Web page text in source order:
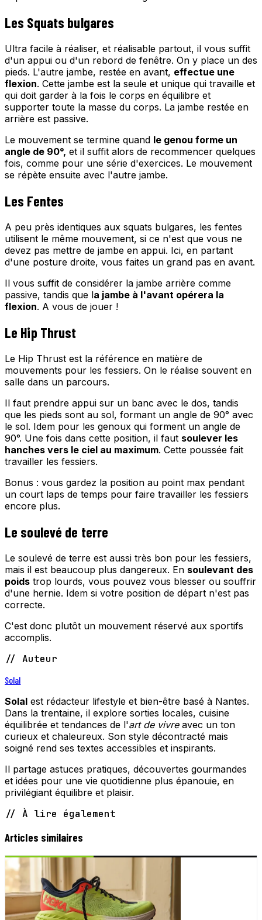
Les Squats bulgares
Ultra facile à réaliser, et réalisable partout, il vous suffit
d'un appui ou d'un rebord de fenêtre. On y place un des
pieds. L'autre jambe, restée en avant, effectue une
flexion. Cette jambe est la seule et unique qui travaille et
qui doit garder à la fois le corps en équilibre et
supporter toute la masse du corps. La jambe restée en
arrière est passive.
Le mouvement se termine quand le genou forme un
angle de 90°, et il suffit alors de recommencer quelques
fois, comme pour une série d'exercices. Le mouvement
se répète ensuite avec l'autre jambe.
Les Fentes
A peu près identiques aux squats bulgares, les fentes
utilisent le même mouvement, si ce n'est que vous ne
devez pas mettre de jambe en appui. Ici, en partant
d'une posture droite, vous faites un grand pas en avant.
Il vous suffit de considérer la jambe arrière comme
passive, tandis que la jambe à l'avant opérera la
flexion. A vous de jouer !
Le Hip Thrust
Le Hip Thrust est la référence en matière de
mouvements pour les fessiers. On le réalise souvent en
salle dans un parcours.
Il faut prendre appui sur un banc avec le dos, tandis
que les pieds sont au sol, formant un angle de 90° avec
le sol. Idem pour les genoux qui forment un angle de
90°. Une fois dans cette position, il faut soulever les
hanches vers le ciel au maximum. Cette poussée fait
travailler les fessiers.
Bonus : vous gardez la position au point max pendant
un court laps de temps pour faire travailler les fessiers
encore plus.
Le soulevé de terre
Le soulevé de terre est aussi très bon pour les fessiers,
mais il est beaucoup plus dangereux. En soulevant des
poids trop lourds, vous pouvez vous blesser ou souffrir
d'une hernie. Idem si votre position de départ n'est pas
correcte.
C'est donc plutôt un mouvement réservé aux sportifs
accomplis.
// Auteur
Solal
Solal est rédacteur lifestyle et bien-être basé à Nantes.
Dans la trentaine, il explore sorties locales, cuisine
équilibrée et tendances de l'art de vivreavec un ton
curieux et chaleureux. Son style décontracté mais
soigné rend ses textes accessibles et inspirants.
Il partage astuces pratiques, découvertes gourmandes
et idées pour une vie quotidienne plus épanouie, en
privilégiant équilibre et plaisir.
// À lire également
Articles similaires